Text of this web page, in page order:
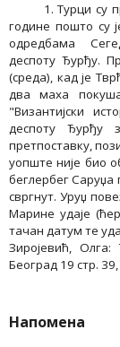
1. Турци су
године пошто су
одредбама
деспоту Ђурђу.
(среда), кад је
два маха
"Византијски
деспоту Ђурђу
претпоставку,
уопште није био
беглербег Саруџа
свргнут. Уруџ
Марине удаје
тачан датум те
Зиројевић,
Београд 19 стр.
Напомена